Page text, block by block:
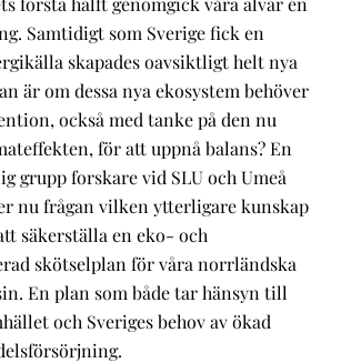
Samtidigt som Sverige fick en
skapades oavsiktligt helt nya
är om dessa nya ekosystem behöver
också med tanke på den nu
för att uppnå balans? En
grupp forskare vid SLU och Umeå
nu frågan vilken ytterligare kunskap
säkerställa en eko- och
skötselplan för våra norrländska
En plan som både tar hänsyn till
och Sveriges behov av ökad